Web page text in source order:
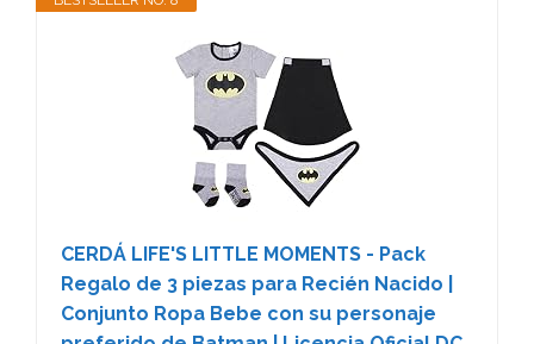
CERDÁ LIFE'S LITTLE MOMENTS - Pack
Regalo de 3 piezas para Recién Nacido |
Conjunto Ropa Bebe con su personaje